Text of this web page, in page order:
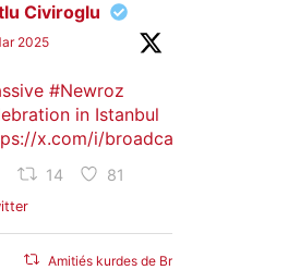
Civiroglu
2025
#Newroz
in Istanbul
x.com/i/broadcasts/
14 81
Amitiés kurdes de Bretagne